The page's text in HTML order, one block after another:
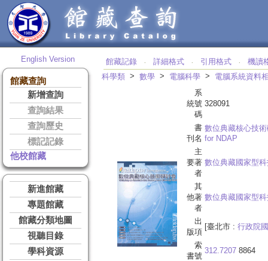
English Version
館藏查詢
新增查詢
查詢結果
查詢歷史
標記記錄
他校館藏
新進館藏
專題館藏
館藏分類地圖
視聽目錄
學科資源
館藏記錄 ‧ 詳細格式 ‧ 引用格式 ‧
機讀
科學類 > 數學 > 電腦科學 > 電腦系統資料
系
統號
碼
328091
書
刊名
數位典藏核心技
for NDAP
主
要著
者
數位典藏國家型
其
他著
者
數位典藏國家型
出
版項
[臺北市 : 行政院
索
書號
312.7207 8864